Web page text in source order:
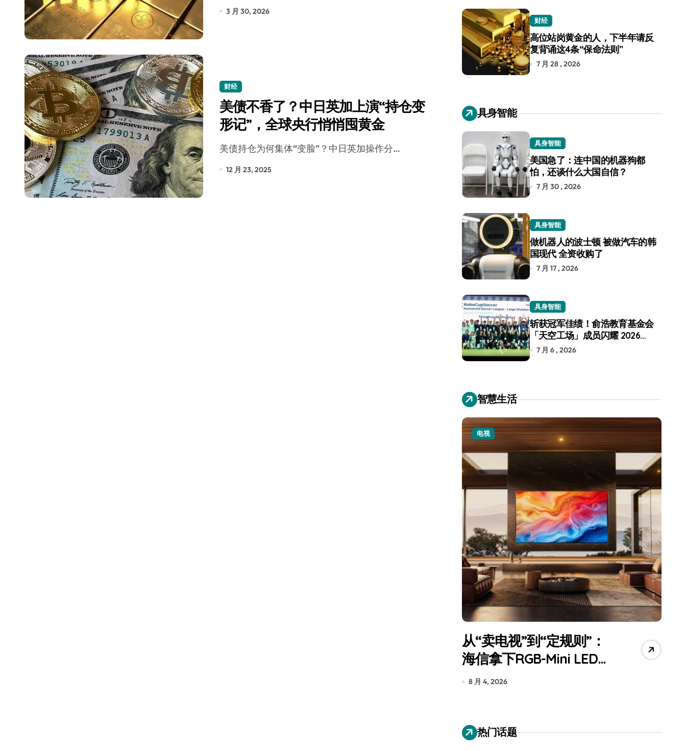
国际首次！中国钙钛矿探测器太空“开箱”，一边探测射线一边光伏发电
小米涨价！K90跳上3099，小米17标准版逼近4800
长鑫上市只是开胃菜：合肥正在下一盘你看不懂的大棋
耳机低音像白开水？90%的人第一步就做错了
复古玩家狂喜：Anbernic第三次复刻GBA SP，情怀拉满
Xbox 360 游戏终于要登 PC，光盘党也能“以盘换数”了？
AirTag 新版到底香不香？一篇帮你避坑+种草
苹果三星偷偷在用的“无感切换”，索尼Bose却学不会？一文讲透
Apple Watch 表盘还能这么玩？保姆级教程，有手就会！
追觅清洁电器全球累计出货量破4000万台，技术创新驱动多品类增长
3 月 30, 2026
财经
美债不香了？中日英加上演“持仓变
形记”，全球央行悄悄囤黄金
美债持仓为何集体“变脸”？中日英加操作分…
12 月 23, 2025
财经
高位站岗黄金的人，下半年请反
复背诵这4条“保命法则”
7 月 28 , 2026
具身智能
具身智能
美国急了：连中国的机器狗都
怕，还谈什么大国自信？
7 月 30 , 2026
具身智能
做机器人的波士顿 被做汽车的韩
国现代 全资收购了
7 月 17 , 2026
具身智能
斩获冠军佳绩！俞浩教育基金会
「天空工场」成员闪耀 2026
RoboCup 机器人世界杯
7 月 6 , 2026
智慧生活
电视
从“卖电视”到“定规则”：
海信拿下RGB-Mini LED全
球话语权
8 月 4, 2026
热门话题